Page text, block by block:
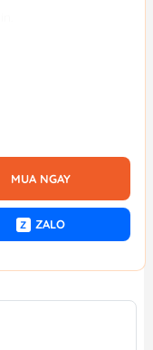
MUA NGAY
Z ZALO